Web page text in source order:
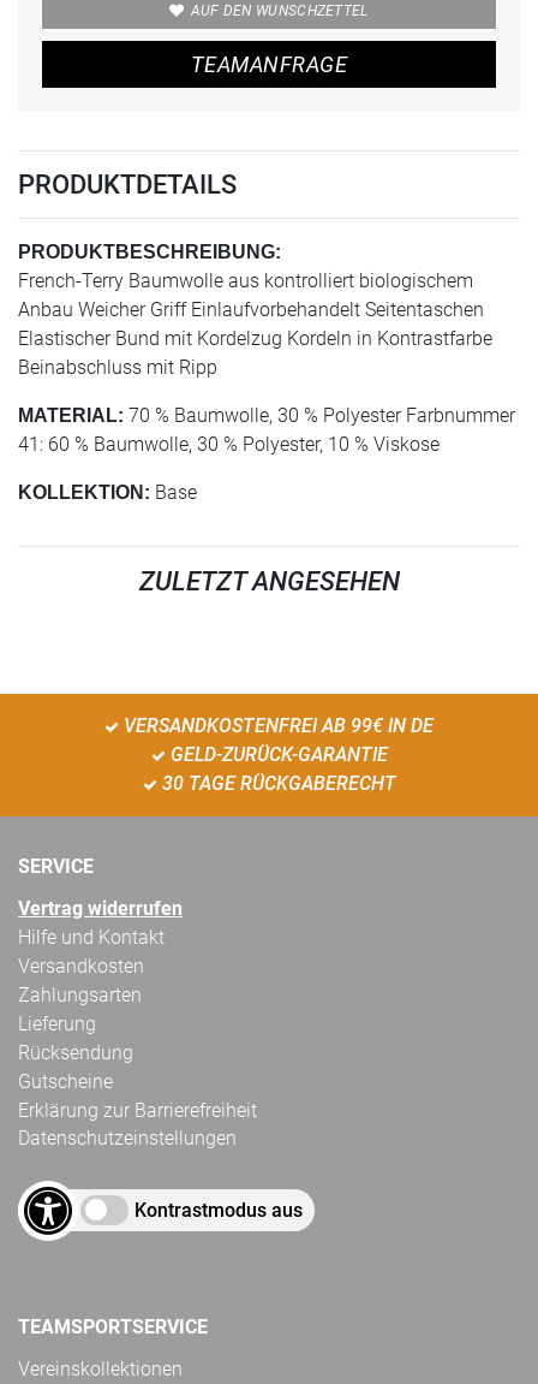
AUF DEN WUNSCHZETTEL
TEAMANFRAGE
PRODUKTDETAILS
PRODUKTBESCHREIBUNG:
French-Terry Baumwolle aus kontrolliert biologischem
Anbau Weicher Griff Einlaufvorbehandelt Seitentaschen
Elastischer Bund mit Kordelzug Kordeln in Kontrastfarbe
Beinabschluss mit Ripp
MATERIAL: 70 % Baumwolle, 30 % Polyester Farbnummer
41: 60 % Baumwolle, 30 % Polyester, 10 % Viskose
KOLLEKTION: Base
ZULETZT ANGESEHEN
VERSANDKOSTENFREI AB 99€ IN DE
GELD-ZURÜCK-GARANTIE
30 TAGE RÜCKGABERECHT
SERVICE
Vertrag widerrufen
Hilfe und Kontakt
Versandkosten
Zahlungsarten
Lieferung
Rücksendung
Gutscheine
Erklärung zur Barrierefreiheit
Datenschutzeinstellungen
Kontrastmodus aus
TEAMSPORTSERVICE
Vereinskollektionen